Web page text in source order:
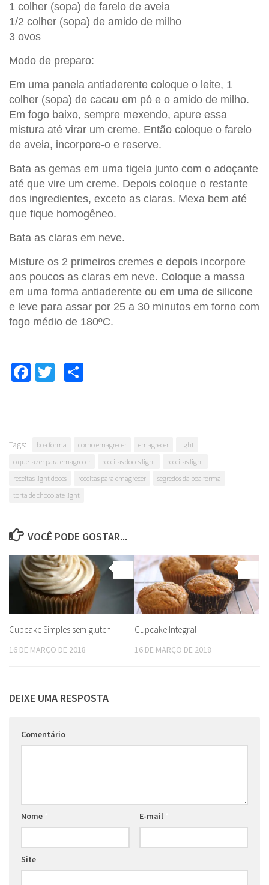
1 colher (sopa) de farelo de aveia
1/2 colher (sopa) de amido de milho
3 ovos
Modo de preparo:
Em uma panela antiaderente coloque o leite, 1
colher (sopa) de cacau em pó e o amido de milho.
Em fogo baixo, sempre mexendo, apure essa
mistura até virar um creme. Então coloque o farelo
de aveia, incorpore-o e reserve.
Bata as gemas em uma tigela junto com o adoçante
até que vire um creme. Depois coloque o restante
dos ingredientes, exceto as claras. Mexa bem até
que fique homogêneo.
Bata as claras em neve.
Misture os 2 primeiros cremes e depois incorpore
aos poucos as claras em neve. Coloque a massa
em uma forma antiaderente ou em uma de silicone
e leve para assar por 25 a 30 minutos em forno com
fogo médio de 180ºC.
Facebook
Twitter
Tags: boa forma como emagrecer emagrecer
light
o que fazer para emagrecer
receitas doces light
receitas light
receitas light doces
receitas para emagrecer
segredos da boa forma
torta de chocolate light
VOCÊ PODE GOSTAR...
Cupcake Simples sem gluten
16 DE MARÇO DE 2018
Cupcake Integral
16 DE MARÇO DE 2018
DEIXE UMA RESPOSTA
Comentário
Nome E-mail
Site